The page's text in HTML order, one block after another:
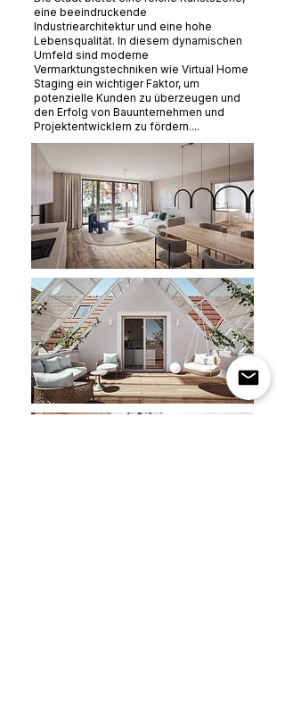
eine beeindruckende
Industriearchitektur und eine hohe
Lebensqualität. In diesem dynamischen
Umfeld sind moderne
Vermarktungstechniken wie Virtual Home
Staging ein wichtiger Faktor, um
potenzielle Kunden zu überzeugen und
den Erfolg von Bauunternehmen und
Projektentwicklern zu fördern....